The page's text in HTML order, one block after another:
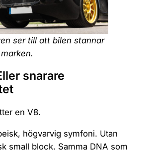
ser till att bilen stannar
snarare
en V8.
högvarvig symfoni. Utan
small block. Samma DNA som